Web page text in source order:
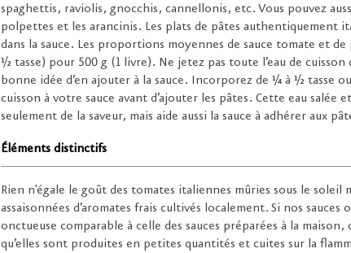
spaghettis, raviolis, gnocchis, cannellonis, etc. Vous pouvez
polpettes et les arancinis. Les plats de pâtes authentiquement
dans la sauce. Les proportions moyennes de sauce tomate et de
½ tasse) pour 500 g (1 livre). Ne jetez pas toute l’eau de cuisson
bonne idée d’en ajouter à la sauce. Incorporez de ¼ à ½ tasse
cuisson à votre sauce avant d’ajouter les pâtes. Cette eau salée
seulement de la saveur, mais aide aussi la sauce à adhérer aux
Éléments distinctifs
Rien n'égale le goût des tomates italiennes mûries sous le soleil
assaisonnées d’aromates frais cultivés localement. Si nos
onctueuse comparable à celle des sauces préparées à la maison,
qu’elles sont produites en petites quantités et cuites sur la